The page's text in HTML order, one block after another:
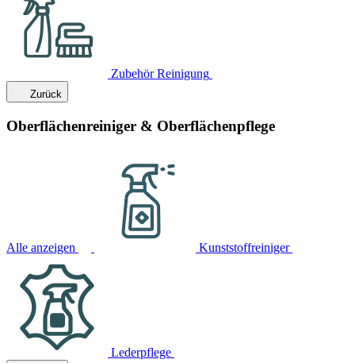
Zubehör Reinigung
Zurück
Oberflächenreiniger & Oberflächenpflege
Alle anzeigen Kunststoffreiniger
Lederpflege